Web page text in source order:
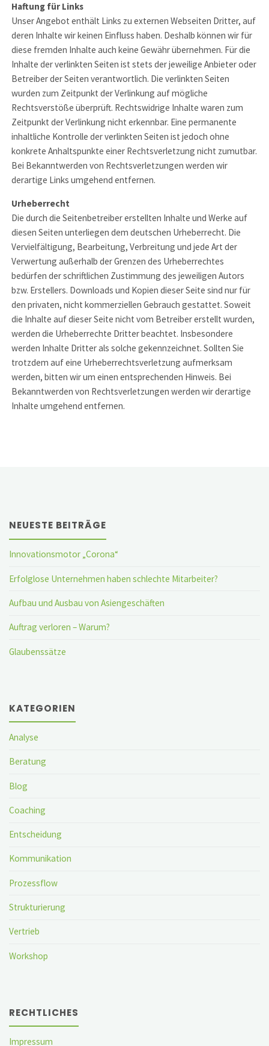
Haftung für Links
Unser Angebot enthält Links zu externen Webseiten Dritter, auf
deren Inhalte wir keinen Einfluss haben. Deshalb können wir für
diese fremden Inhalte auch keine Gewähr übernehmen. Für die
Inhalte der verlinkten Seiten ist stets der jeweilige Anbieter oder
Betreiber der Seiten verantwortlich. Die verlinkten Seiten
wurden zum Zeitpunkt der Verlinkung auf mögliche
Rechtsverstöße überprüft. Rechtswidrige Inhalte waren zum
Zeitpunkt der Verlinkung nicht erkennbar. Eine permanente
inhaltliche Kontrolle der verlinkten Seiten ist jedoch ohne
konkrete Anhaltspunkte einer Rechtsverletzung nicht zumutbar.
Bei Bekanntwerden von Rechtsverletzungen werden wir
derartige Links umgehend entfernen.
Urheberrecht
Die durch die Seitenbetreiber erstellten Inhalte und Werke auf
diesen Seiten unterliegen dem deutschen Urheberrecht. Die
Vervielfältigung, Bearbeitung, Verbreitung und jede Art der
Verwertung außerhalb der Grenzen des Urheberrechtes
bedürfen der schriftlichen Zustimmung des jeweiligen Autors
bzw. Erstellers. Downloads und Kopien dieser Seite sind nur für
den privaten, nicht kommerziellen Gebrauch gestattet. Soweit
die Inhalte auf dieser Seite nicht vom Betreiber erstellt wurden,
werden die Urheberrechte Dritter beachtet. Insbesondere
werden Inhalte Dritter als solche gekennzeichnet. Sollten Sie
trotzdem auf eine Urheberrechtsverletzung aufmerksam
werden, bitten wir um einen entsprechenden Hinweis. Bei
Bekanntwerden von Rechtsverletzungen werden wir derartige
Inhalte umgehend entfernen.
NEUESTE BEITRÄGE
Innovationsmotor „Corona“
Erfolglose Unternehmen haben schlechte Mitarbeiter?
Aufbau und Ausbau von Asiengeschäften
Auftrag verloren – Warum?
Glaubenssätze
KATEGORIEN
Analyse
Beratung
Blog
Coaching
Entscheidung
Kommunikation
Prozessflow
Strukturierung
Vertrieb
Workshop
RECHTLICHES
Impressum